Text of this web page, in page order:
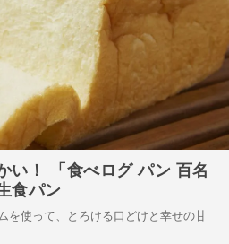
い！ 「食べログ パン 百名
食パン
を使って、とろける口どけと幸せの甘